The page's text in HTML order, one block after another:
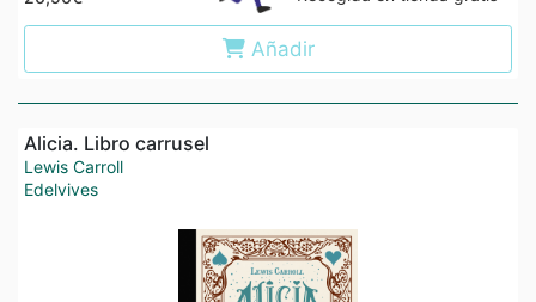
Añadir
Alicia. Libro carrusel
Lewis Carroll
Edelvives